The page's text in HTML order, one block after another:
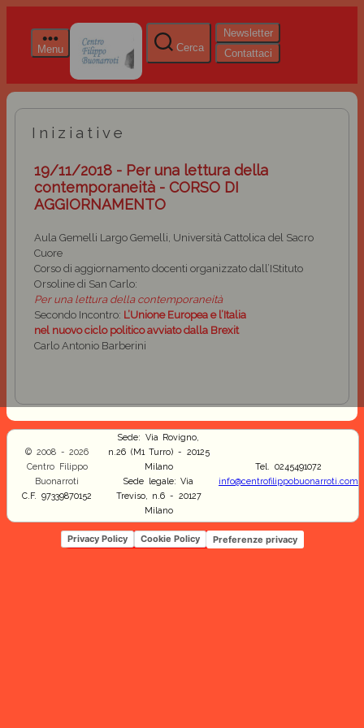
Menu Cerca
Newsletter
Contattaci
Iniziative
19/11/2018 - Per una lettura della
contemporaneità - CORSO DI
AGGIORNAMENTO
Aula Gemelli Largo Gemelli, Università Cattolica del Sacro
Cuore
Corso di aggiornamento docenti organizzato dall’IStituto
Orsoline di San Carlo:
Per una lettura della contemporaneità
Secondo Incontro: L’Unione Europea e l’Italia
nel nuovo ciclo politico avviato dalla Brexit
Carlo Antonio Barberini
© 2008 - 2026
Centro Filippo
Buonarroti
C.F. 97339870152
Sede: Via Rovigno,
n.26 (M1 Turro) - 20125
Milano
Sede legale: Via
Treviso, n.6 - 20127
Milano
Tel. 0245491072
info@centrofilippobuonarroti.com
Privacy Policy Cookie Policy Preferenze privacy